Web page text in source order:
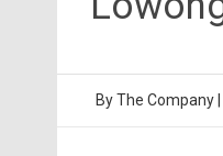
ByThe Company